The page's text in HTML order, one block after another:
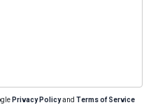
Privacy Policyand Terms of Service